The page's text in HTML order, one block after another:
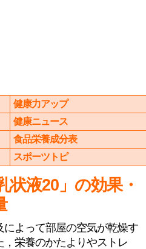
健康力アップ
健康ニュース
食品栄養成分表
スポーツトピ
状液20」の効果・
よって部屋の空気が乾燥す
栄養のかたよりやストレ